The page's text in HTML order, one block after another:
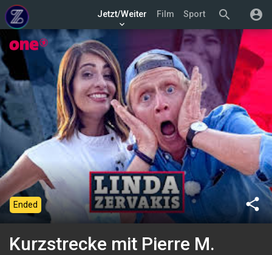
search account_circle
Jetzt/Weiter
keyboard_arrow_down
Film Sport
share
Ended
Kurzstrecke mit Pierre M.